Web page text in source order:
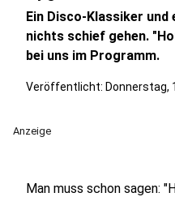
Ein Disco-Klassiker und
nichts schief gehen.
bei uns im Programm.
Veröffentlicht: Donnerstag,
Anzeige
Man muss schon sagen: